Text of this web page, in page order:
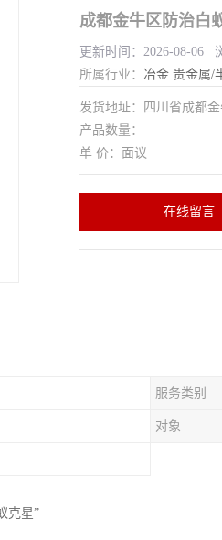
成都金牛区防治白
更新时间：2026-08-06
所属行业： 冶金 贵金属/
发货地址：四川省成都
产品数量：
单 价：面议
在线留言
服务类别
对象
克星”